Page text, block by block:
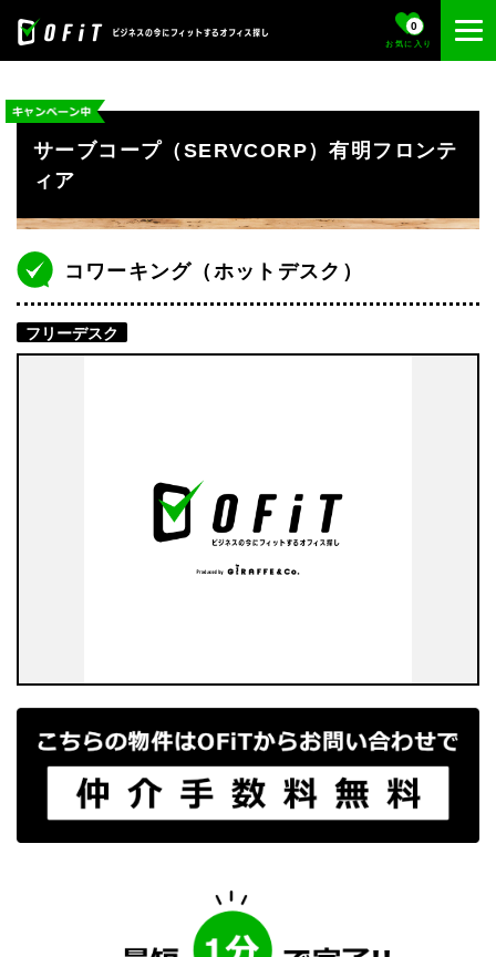
お気に入り
0
サーブコープ（SERVCORP）有明フロンテ
ィア
コワーキング（ホットデスク）
フリーデスク